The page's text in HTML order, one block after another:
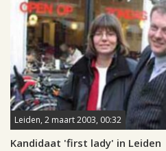
Leiden, 2 maart 2003, 00:32
Kandidaat 'first lady' in Leiden